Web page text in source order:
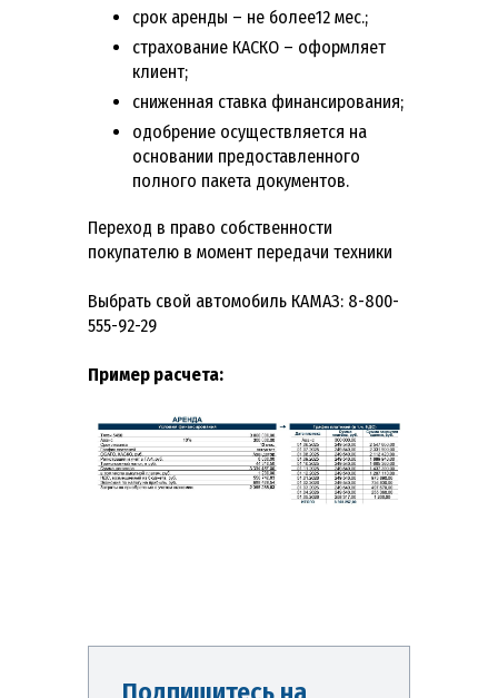
срок аренды – не более12 мес.;
страхование КАСКО – оформляет
клиент;
сниженная ставка финансирования;
одобрение осуществляется на
основании предоставленного
полного пакета документов.
Переход в право собственности
покупателю в момент передачи техники
Выбрать свой автомобиль КАМАЗ: 8-800-
555-92-29
Пример расчета: